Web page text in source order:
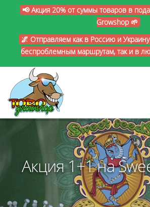
📢 Акция 20% от суммы товаров в
Growshop 🌱
🌌 Отправляем как в Россию и
беспроблемным маршрутам, так и в
Акция 1+1 на